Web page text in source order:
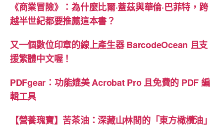
文
能”
《商業冒險》：為什麼比爾·蓋茲與華倫·巴菲特，跨
越半世紀都要推薦這本書？
又一個數位印章的線上產生器 BarcodeOcean 且支
援繁體中文喔！
PDFgear：功能媲美 Acrobat Pro 且免費的 PDF 編
輯工具
【營養瑰寶】苦茶油：深藏山林間的「東方橄欖油」